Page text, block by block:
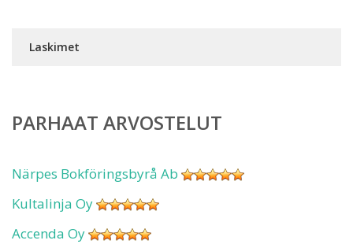
Laskimet
PARHAAT ARVOSTELUT
Närpes Bokföringsbyrå Ab
Kultalinja Oy
Accenda Oy